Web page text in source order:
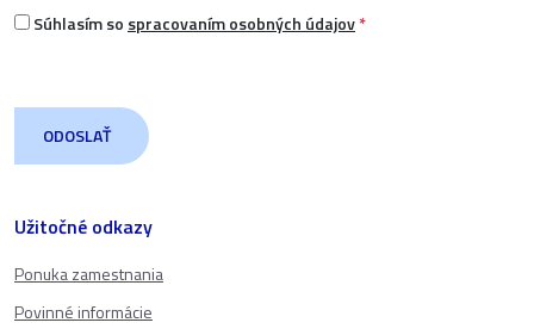
Užitočné odkazy
Ponuka zamestnania
Povinné informácie
Súhlasím so spracovaním osobných údajov*